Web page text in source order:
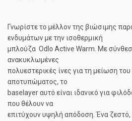
Γνωρίστε το μέλλον της βιώσιμης
ενδυμάτων με την ισοθερμική
μπλούζα Odlo Active Warm. Με
ανακυκλωμένες
πολυεστερικές ίνες για τη μείωση
αποτυπώματος, το
baselayer αυτό είναι ιδανικό για
που θέλουν να
επιτύχουν υψηλή απόδοση. Ένα